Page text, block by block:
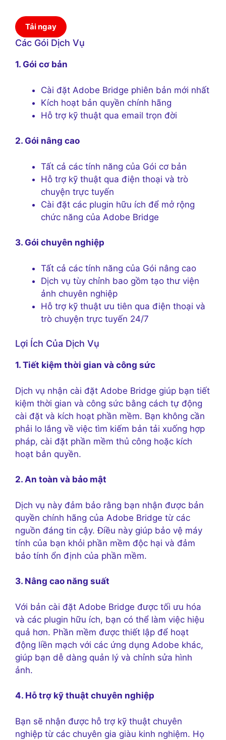
Tải ngay
Các Gói Dịch Vụ
1. Gói cơ bản
Cài đặt Adobe Bridge phiên bản mới nhất
Kích hoạt bản quyền chính hãng
Hỗ trợ kỹ thuật qua email trọn đời
2. Gói nâng cao
Tất cả các tính năng của Gói cơ bản
Hỗ trợ kỹ thuật qua điện thoại và trò
chuyện trực tuyến
Cài đặt các plugin hữu ích để mở rộng
chức năng của Adobe Bridge
3. Gói chuyên nghiệp
Tất cả các tính năng của Gói nâng cao
Dịch vụ tùy chỉnh bao gồm tạo thư viện
ảnh chuyên nghiệp
Hỗ trợ kỹ thuật ưu tiên qua điện thoại và
trò chuyện trực tuyến 24/7
Lợi Ích Của Dịch Vụ
1. Tiết kiệm thời gian và công sức
Dịch vụ nhận cài đặt Adobe Bridge giúp bạn tiết
kiệm thời gian và công sức bằng cách tự động
cài đặt và kích hoạt phần mềm. Bạn không cần
phải lo lắng về việc tìm kiếm bản tải xuống hợp
pháp, cài đặt phần mềm thủ công hoặc kích
hoạt bản quyền.
2. An toàn và bảo mật
Dịch vụ này đảm bảo rằng bạn nhận được bản
quyền chính hãng của Adobe Bridge từ các
nguồn đáng tin cậy. Điều này giúp bảo vệ máy
tính của bạn khỏi phần mềm độc hại và đảm
bảo tính ổn định của phần mềm.
3. Nâng cao năng suất
Với bản cài đặt Adobe Bridge được tối ưu hóa
và các plugin hữu ích, bạn có thể làm việc hiệu
quả hơn. Phần mềm được thiết lập để hoạt
động liền mạch với các ứng dụng Adobe khác,
giúp bạn dễ dàng quản lý và chỉnh sửa hình
ảnh.
4. Hỗ trợ kỹ thuật chuyên nghiệp
Bạn sẽ nhận được hỗ trợ kỹ thuật chuyên
nghiệp từ các chuyên gia giàu kinh nghiệm. Họ